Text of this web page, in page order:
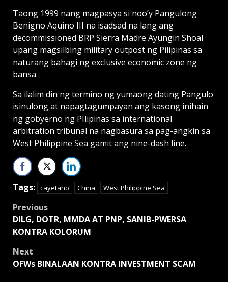
Taong 1999 nang magpasya si noo’y Pangulong
Benigno Aquino III na isadsad na lang ang
decommissioned BRP Sierra Madre Ayungin Shoal
upang magsilbing military outpost ng Pilipinas sa
naturang bahagi ng exclusive economic zone ng
bansa.
Sa ilalim din ng termino ng yumaong dating Pangulo
isinulong at napagtagumpayan ang kasong inihain
ng gobyerno ng PIlipinas sa international
arbitration tribunal na nagbasura sa pag-angkin sa
West Philippine Sea gamit ang nine-dash line.
Tags: cayetano China West Philippine Sea
Post
navigation
Previous
DILG, DOTR, MMDA AT PNP, SANIB-PWERSA
KONTRA KOLORUM
Next
OFWs BINALAAN KONTRA INVESTMENT SCAM